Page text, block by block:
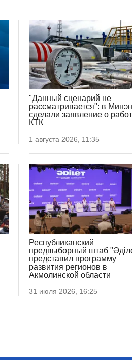
"Данный сценарий не
рассматривается": в
сделали заявление о
КТК
1 августа 2026, 11:35
Республиканский
предвыборный штаб
представил программу
развития регионов в
Акмолинской области
31 июля 2026, 16:25